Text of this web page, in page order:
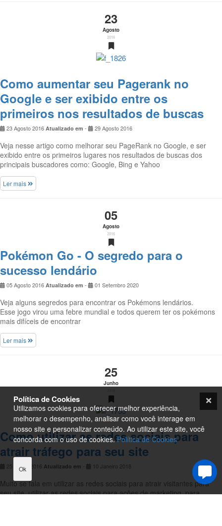
23
Agosto
2016
Como aumentar seu Pagerank no
Google e ser exibido entre os
primeiros nos resultados de buscas
23 Agosto 2016 Atualizado em - 29 Agosto 2016
Veja nesse artigo como melhorar seu PageRank no Google, e ser
exibido entre os primeiros lugares nos resultados de buscas dos
principais buscadores como: Google, Bing e Yahoo
Ler mais
05
Agosto
2016
Pokémon Go - O segredo para o
sucesso lendário
05 Agosto 2016 Atualizado em - 01 Setembro 2020
Veja alguns segredos para encontrar os Pokémons lendários.
Esse jogo virou uma febre mundial e todos querem ter os pokémons
mais difíceis de encontrar
Ler mais
25
Junho
Como utilizar as redes sociais para
atrair tráfego para seu site
25 Junho 2016 Atualizado em - 10 Janeiro 2018
Muito se fala em utilizar as redes sociais para atrair visitantes para
seu site, utilizar as redes sociais para ações de marketing, para
Política de Cookies
Utilizamos cookies para oferecer melhor experiência,
melhorar o desempenho, analisar como você interage em
nosso site e personalizar conteúdo. Ao utilizar este site, você
concorda com o uso de cookies.Política de Cookies
Ok